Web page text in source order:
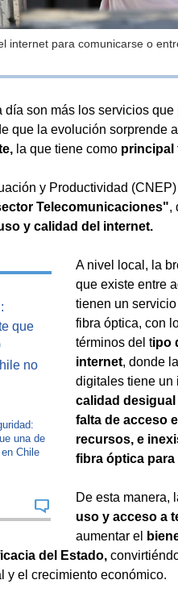
internet para comunicarse o
son más los servicios que
que la evolución sorprende
la que tiene como principal
y Productividad
Telecomunicaciones",
y calidad del internet.
una de
Chile
A nivel local, la
que existe entre
tienen un
fibra óptica, con
términos del tipo
internet, donde
digitales tiene un
calidad
falta de acceso
recursos, e
fibra óptica
De esta manera,
uso y acceso a
aumentar el
del Estado,
y el crecimiento económico.